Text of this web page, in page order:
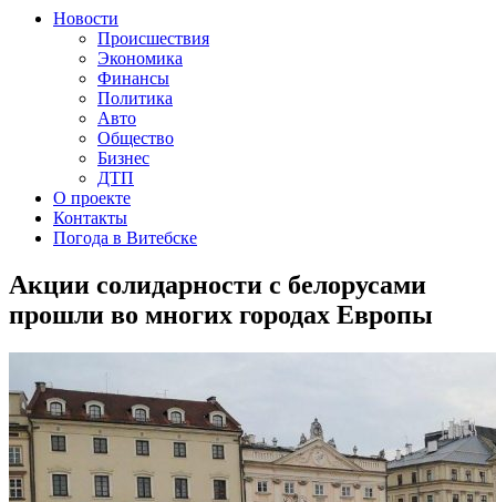
Новости
Происшествия
Экономика
Финансы
Политика
Авто
Общество
Бизнес
ДТП
О проекте
Контакты
Погода в Витебске
Акции солидарности с белорусами
прошли во многих городах Европы